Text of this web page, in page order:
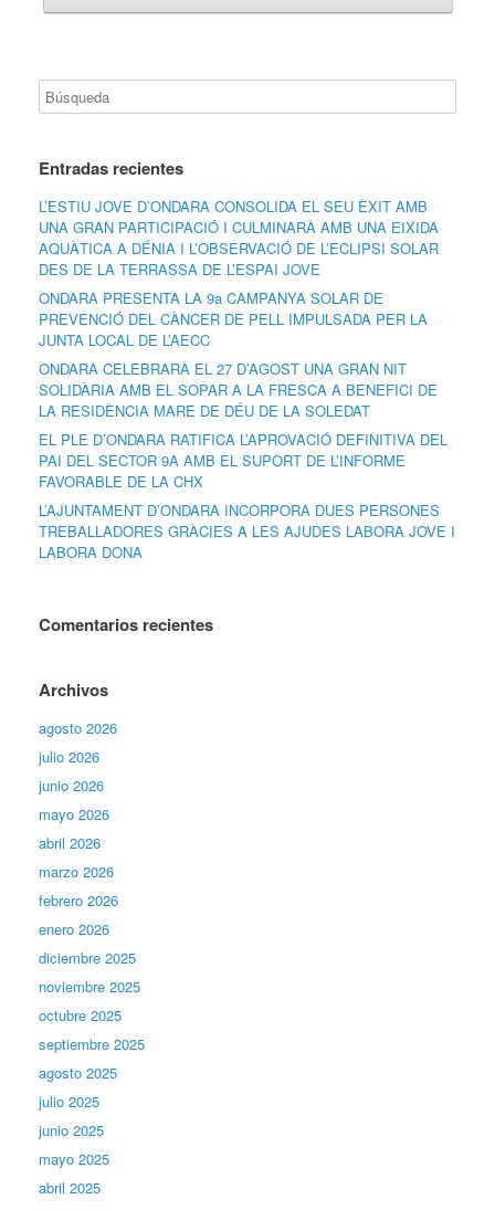
Entradas recientes
L’ESTIU JOVE D’ONDARA CONSOLIDA EL SEU ÈXIT AMB
UNA GRAN PARTICIPACIÓ I CULMINARÀ AMB UNA EIXIDA
AQUÀTICA A DÉNIA I L’OBSERVACIÓ DE L’ECLIPSI SOLAR
DES DE LA TERRASSA DE L’ESPAI JOVE
ONDARA PRESENTA LA 9a CAMPANYA SOLAR DE
PREVENCIÓ DEL CÀNCER DE PELL IMPULSADA PER LA
JUNTA LOCAL DE L’AECC
ONDARA CELEBRARÀ EL 27 D’AGOST UNA GRAN NIT
SOLIDÀRIA AMB EL SOPAR A LA FRESCA A BENEFICI DE
LA RESIDÈNCIA MARE DE DÉU DE LA SOLEDAT
EL PLE D’ONDARA RATIFICA L’APROVACIÓ DEFINITIVA DEL
PAI DEL SECTOR 9A AMB EL SUPORT DE L’INFORME
FAVORABLE DE LA CHX
L’AJUNTAMENT D’ONDARA INCORPORA DUES PERSONES
TREBALLADORES GRÀCIES A LES AJUDES LABORA JOVE I
LABORA DONA
Comentarios recientes
Archivos
agosto 2026
julio 2026
junio 2026
mayo 2026
abril 2026
marzo 2026
febrero 2026
enero 2026
diciembre 2025
noviembre 2025
octubre 2025
septiembre 2025
agosto 2025
julio 2025
junio 2025
mayo 2025
abril 2025